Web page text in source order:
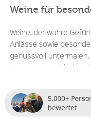
Weine für
Weine, der wahre
Anlässe sowie
genussvoll
Momenten verbinden,
einen besonderen
Wir stellen euch
für eure wichtigen
5.000+
bewertet